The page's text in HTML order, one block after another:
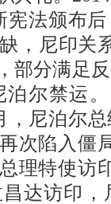
宪法颁布
，尼印关
部分满足
尔禁运
，尼泊尔
次陷入僵
理特使访
达访印，